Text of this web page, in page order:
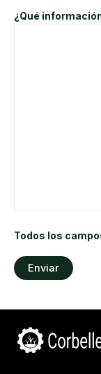
¿Qué
Todos los